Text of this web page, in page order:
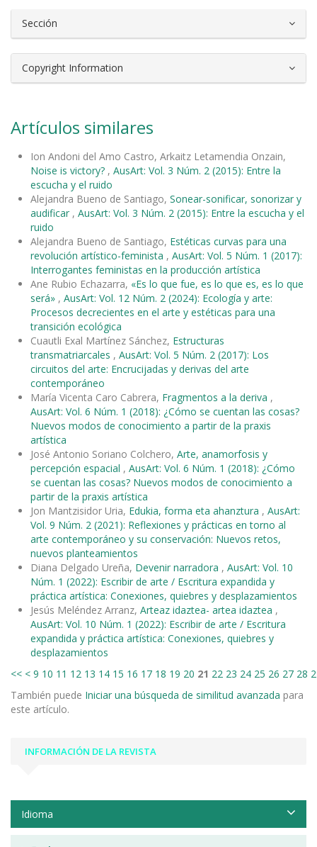
Sección
Copyright Information
Artículos similares
Ion Andoni del Amo Castro, Arkaitz Letamendia Onzain,
Noise is victory? , AusArt: Vol. 3 Núm. 2 (2015): Entre la
escucha y el ruido
Alejandra Bueno de Santiago, Sonear-sonificar, sonorizar y
audificar , AusArt: Vol. 3 Núm. 2 (2015): Entre la escucha y el
ruido
Alejandra Bueno de Santiago, Estéticas curvas para una
revolución artístico-feminista , AusArt: Vol. 5 Núm. 1 (2017):
Interrogantes feministas en la producción artística
Ane Rubio Echazarra, «Es lo que fue, es lo que es, es lo que
será» , AusArt: Vol. 12 Núm. 2 (2024): Ecología y arte:
Procesos decrecientes en el arte y estéticas para una
transición ecológica
Cuautli Exal Martínez Sánchez, Estructuras
transmatriarcales , AusArt: Vol. 5 Núm. 2 (2017): Los
circuitos del arte: Encrucijadas y derivas del arte
contemporáneo
María Vicenta Caro Cabrera, Fragmentos a la deriva ,
AusArt: Vol. 6 Núm. 1 (2018): ¿Cómo se cuentan las cosas?
Nuevos modos de conocimiento a partir de la praxis
artística
José Antonio Soriano Colchero, Arte, anamorfosis y
percepción espacial , AusArt: Vol. 6 Núm. 1 (2018): ¿Cómo
se cuentan las cosas? Nuevos modos de conocimiento a
partir de la praxis artística
Jon Mantzisidor Uria, Edukia, forma eta ahanztura , AusArt:
Vol. 9 Núm. 2 (2021): Reflexiones y prácticas en torno al
arte contemporáneo y su conservación: Nuevos retos,
nuevos planteamientos
Diana Delgado Ureña, Devenir narradora , AusArt: Vol. 10
Núm. 1 (2022): Escribir de arte / Escritura expandida y
práctica artística: Conexiones, quiebres y desplazamientos
Jesús Meléndez Arranz, Arteaz idaztea- artea idaztea ,
AusArt: Vol. 10 Núm. 1 (2022): Escribir de arte / Escritura
expandida y práctica artística: Conexiones, quiebres y
desplazamientos
<< < 9 10 11 12 13 14 15 16 17 18 19 20 21 22 23 24 25 26 27 28
También puede Iniciar una búsqueda de similitud avanzada para
este artículo.
INFORMACIÓN DE LA REVISTA
Idioma